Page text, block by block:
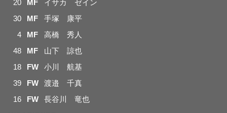
20 MF
イサカ ゼイン
30
MF
手塚 康平
4
MF
高橋 秀人
48
MF
山下 諒也
18
FW
小川 航基
39
FW
渡邉 千真
16
FW 長谷川 竜也